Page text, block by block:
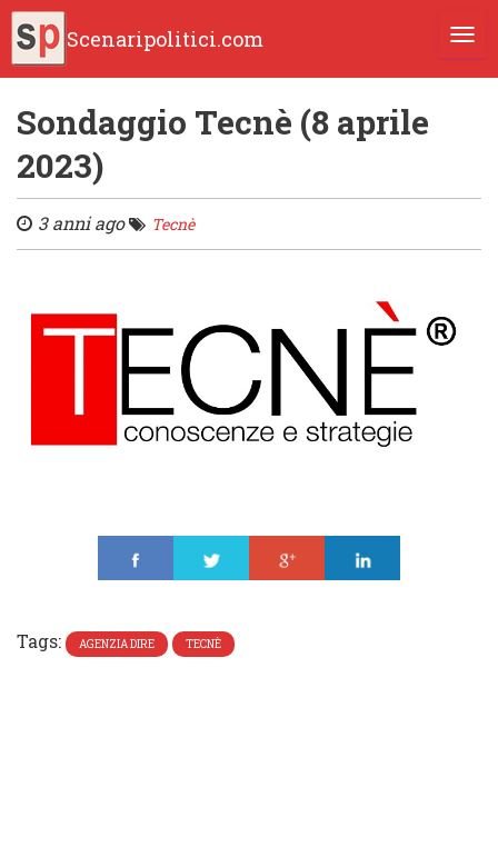
Scenaripolitici.com
Sondaggio Tecnè (8 aprile
2023)
3 anni ago Tecnè
Tags: AGENZIA DIRE TECNÈ